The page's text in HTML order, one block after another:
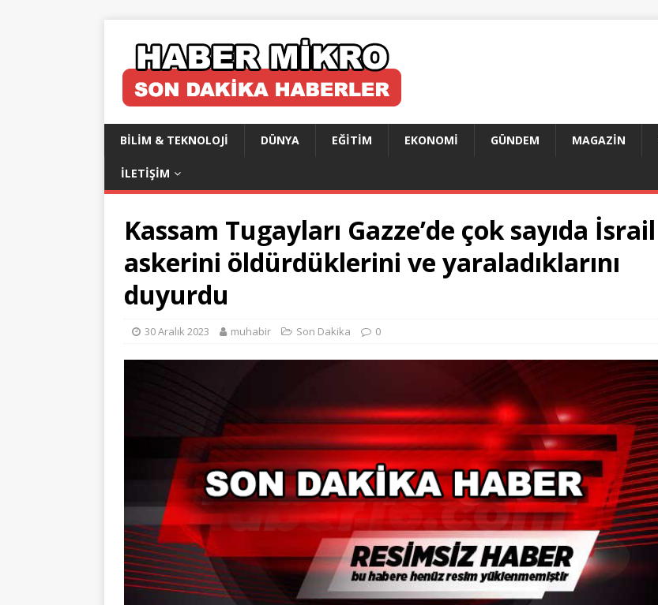
BILIM & TEKNOLOJI DÜNYA EĞITIM EKONOMI GÜNDEM MAGAZIN
İLETIŞIM
Kassam Tugayları Gazze’de çok sayıda İsrail
askerini öldürdüklerini ve yaraladıklarını
duyurdu
30 Aralık 2023 muhabir Son Dakika 0